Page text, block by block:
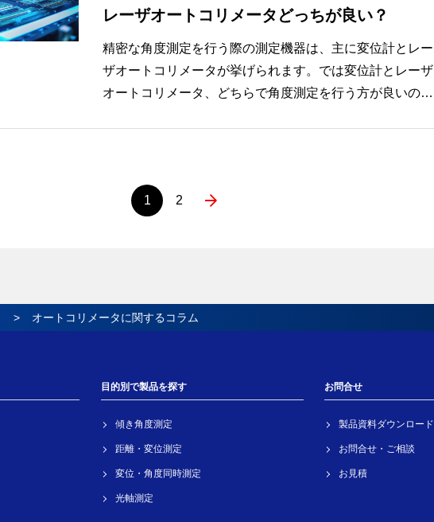
レーザオートコリメータどっちが良い？
精密な角度測定を行う際の測定機器は、主に変位計とレー
ザオートコリメータが挙げられます。では変位計とレーザ
オートコリメータ、どちらで角度測定を行う方が良いので
1 2
オートコリメータに関するコラム
目的別で製品を探す
傾き角度測定
距離・変位測定
変位・角度同時測定
光軸測定
お問合せ
製品資料ダウンロード
お問合せ・ご相談
お見積